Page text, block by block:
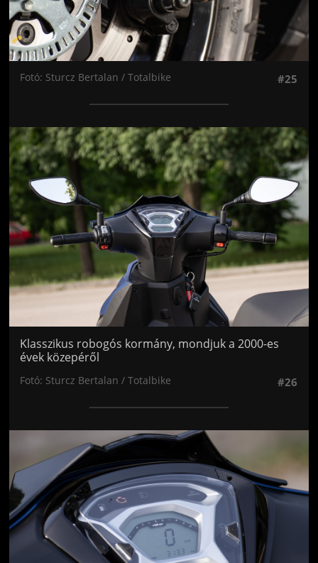
Fotó: Sturcz Bertalan / Totalbike #25
Jön még kép!
Klasszikus robogós kormány, mondjuk a 2000-es
évek közepéről
Fotó: Sturcz Bertalan / Totalbike #26
Jön még kép!